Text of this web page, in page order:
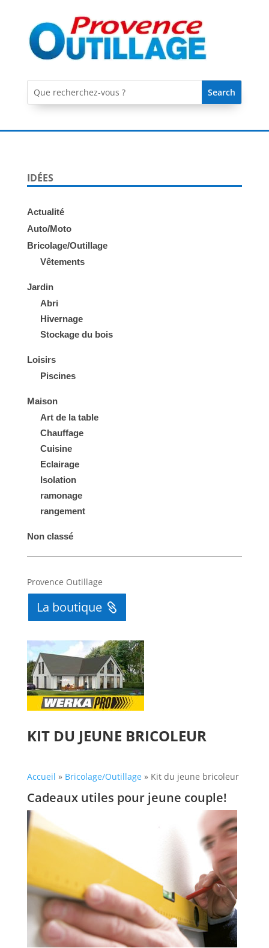
IDÉES
Actualité
Auto/Moto
Bricolage/Outillage
Vêtements
Jardin
Abri
Hivernage
Stockage du bois
Loisirs
Piscines
Maison
Art de la table
Chauffage
Cuisine
Eclairage
Isolation
ramonage
rangement
Non classé
Categories
Menu
Version
2.1.0
|
Author:
Au
category-
menu-
wp-
Active
Theme:
Provence
Outillage
Provence Outillage
La boutique
KIT DU JEUNE BRICOLEUR
Accueil » Bricolage/Outillage» Kit du jeune bricoleur
Cadeaux utiles pour jeune couple!